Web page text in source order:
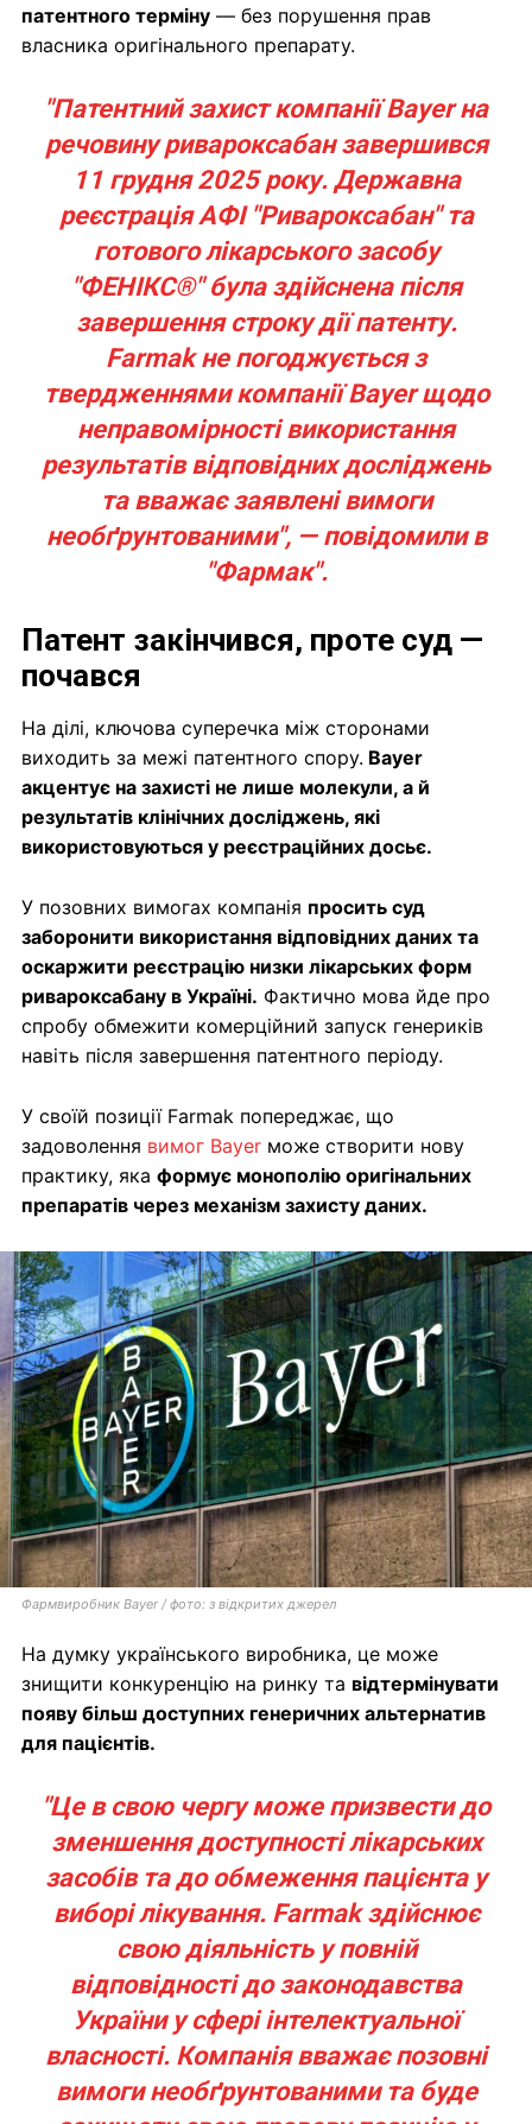
патентного терміну — без порушення прав
власника оригінального препарату.
"Патентний захист компанії Bayer на
речовину ривароксабан завершився
11 грудня 2025 року. Державна
реєстрація АФІ "Ривароксабан" та
готового лікарського засобу
"ФЕНІКС®" була здійснена після
завершення строку дії патенту.
Farmak не погоджується з
твердженнями компанії Bayer щодо
неправомірності використання
результатів відповідних досліджень
та вважає заявлені вимоги
необґрунтованими", — повідомили в
"Фармак".
Патент закінчився, проте суд —
почався
На ділі, ключова суперечка між сторонами
виходить за межі патентного спору. Bayer
акцентує на захисті не лише молекули, а й
результатів клінічних досліджень, які
використовуються у реєстраційних досьє.
У позовних вимогах компанія просить суд
заборонити використання відповідних даних та
оскаржити реєстрацію низки лікарських форм
ривароксабану в Україні. Фактично мова йде про
спробу обмежити комерційний запуск генериків
навіть після завершення патентного періоду.
У своїй позиції Farmak попереджає, що
задоволення вимог Bayer може створити нову
практику, яка формує монополію оригінальних
препаратів через механізм захисту даних.
Фармвиробник Bayer / фото: з відкритих джерел
На думку українського виробника, це може
знищити конкуренцію на ринку та відтермінувати
появу більш доступних генеричних альтернатив
для пацієнтів.
"Це в свою чергу може призвести до
зменшення доступності лікарських
засобів та до обмеження пацієнта у
виборі лікування. Farmak здійснює
свою діяльність у повній
відповідності до законодавства
України у сфері інтелектуальної
власності. Компанія вважає позовні
вимоги необґрунтованими та буде